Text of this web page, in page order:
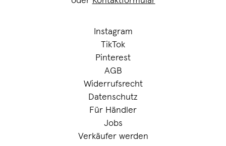
Instagram
TikTok
Pinterest
AGB
Widerrufsrecht
Datenschutz
Für Händler
Jobs
Verkäufer werden